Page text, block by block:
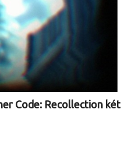
Code: Recollection két